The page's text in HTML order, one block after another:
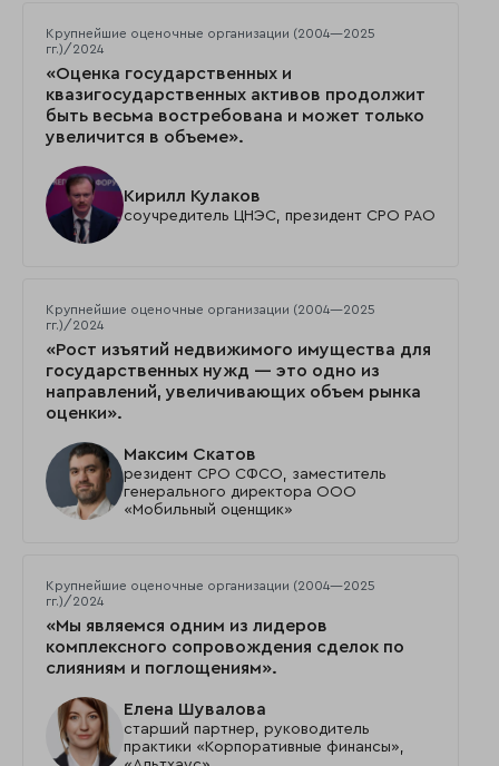
Крупнейшие оценочные организации (2004—2025
гг.)/2024
«Оценка государственных и
квазигосударственных активов продолжит
быть весьма востребована и может только
увеличится в объеме».
Кирилл Кулаков
соучредитель ЦНЭС, президент СРО РАО
Крупнейшие оценочные организации (2004—2025
гг.)/2024
«Рост изъятий недвижимого имущества для
государственных нужд — это одно из
направлений, увеличивающих объем рынка
оценки».
Максим Скатов
резидент СРО СФСО, заместитель
генерального директора ООО
«Мобильный оценщик»
Крупнейшие оценочные организации (2004—2025
гг.)/2024
«Мы являемся одним из лидеров
комплексного сопровождения сделок по
слияниям и поглощениям».
Елена Шувалова
старший партнер, руководитель
практики «Корпоративные финансы»,